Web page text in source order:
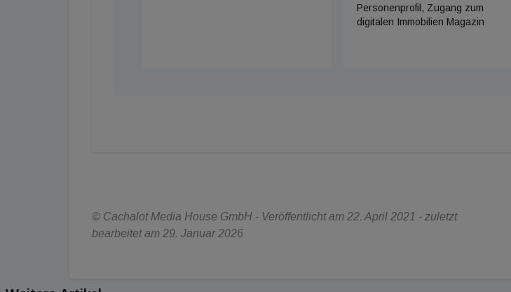
Personenprofil, Zugang zum
digitalen Immobilien Magazin
© Cachalot Media House GmbH - Veröffentlicht am 22. April 2021 - zuletzt
bearbeitet am 29. Januar 2026